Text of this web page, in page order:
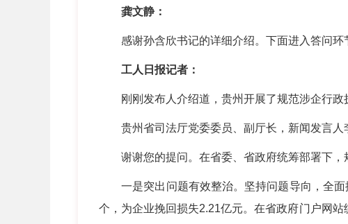
龚文静：
感谢孙含欣书记的详细介绍。下面进入答问环
工人日报记者：
刚刚发布人介绍道，贵州开展了规范涉企行政
贵州省司法厅党委委员、副厅长，新闻发言人
谢谢您的提问。在省委、省政府统筹部署下，
一是突出问题有效整治。坚持问题导向，全面
个，为企业挽回损失2.21亿元。在省政府门户网